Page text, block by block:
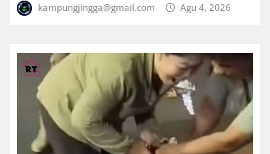
kampungjingga@gmail.com Agu 4, 2026